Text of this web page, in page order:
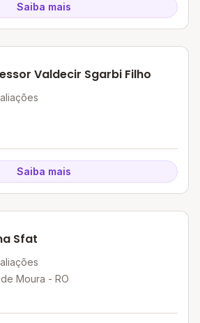
Saiba mais
Valdecir Sgarbi Filho
Saiba mais
Sfat
Moura - RO